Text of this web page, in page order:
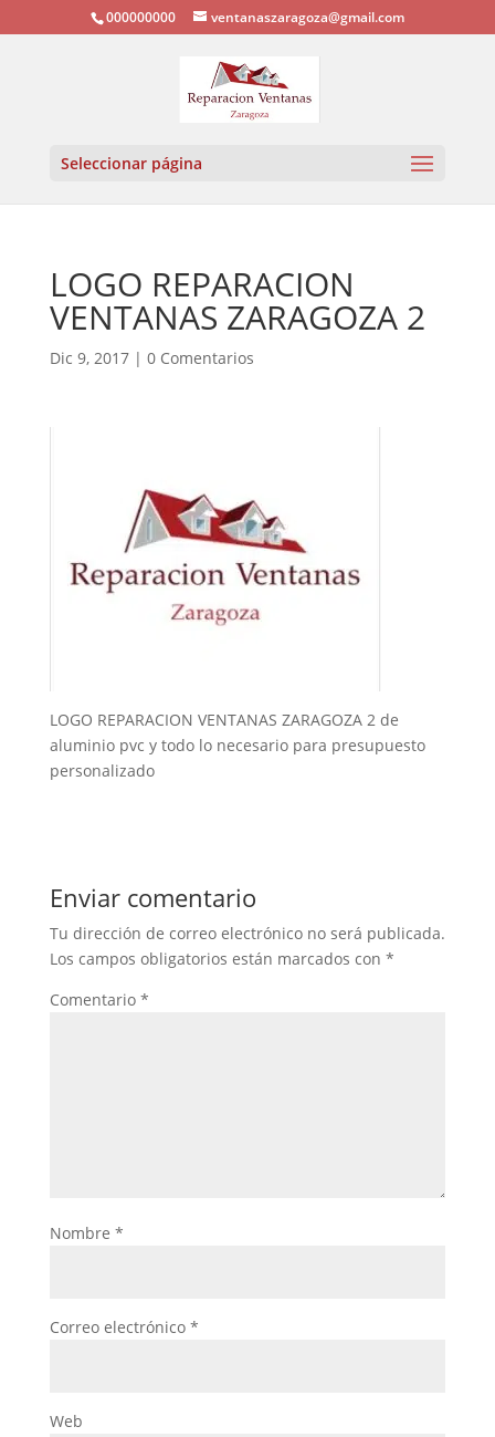
000000000 ventanaszaragoza@gmail.com
Seleccionar página
LOGO REPARACION
VENTANAS ZARAGOZA 2
Dic 9, 2017| 0 Comentarios
LOGO REPARACION VENTANAS ZARAGOZA 2 de
aluminio pvc y todo lo necesario para presupuesto
personalizado
Enviar comentario
Tu dirección de correo electrónico no será publicada.
Los campos obligatorios están marcados con *
Comentario *
Nombre *
Correo electrónico *
Web